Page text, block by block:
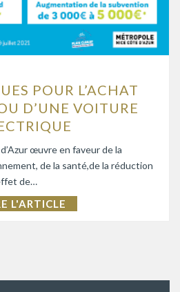
POUR L’ACHAT
D’UNE VOITURE
œuvre en faveur de la
de la santé,de la réduction
de…
L'ARTICLE